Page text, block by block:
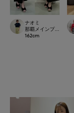
ナオミ
那覇メインプレイス
162cm